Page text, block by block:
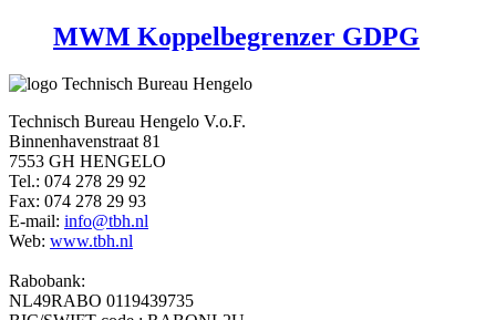
MWM Koppelbegrenzer GDPG
Technisch Bureau Hengelo V.o.F.
Binnenhavenstraat 81
7553 GH HENGELO
Tel.: 074 278 29 92
Fax: 074 278 29 93
E-mail: info@tbh.nl
Web: www.tbh.nl
Rabobank:
NL49RABO 0119439735